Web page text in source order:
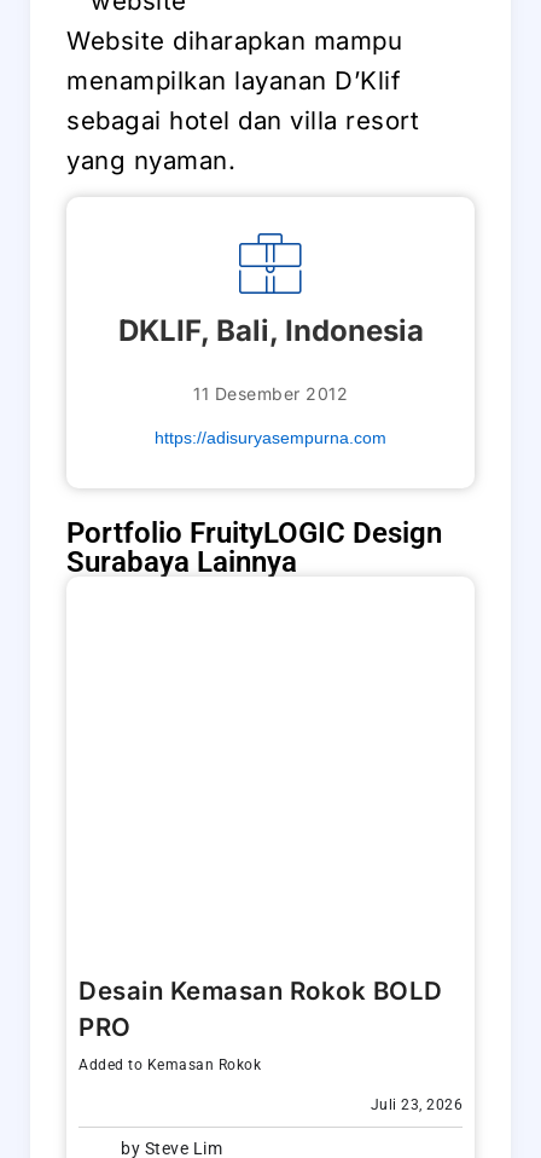
Website diharapkan mampu
menampilkan layanan D’Klif
sebagai hotel dan villa resort
yang nyaman.
DKLIF, Bali, Indonesia
11 Desember 2012
https://adisuryasempurna.com
Portfolio FruityLOGIC Design
Surabaya Lainnya
Desain Kemasan Rokok BOLD
PRO
Added to Kemasan Rokok
Juli 23, 2026
by Steve Lim